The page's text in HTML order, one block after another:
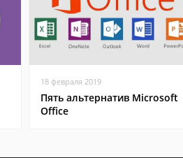
18 февраля 2019
Пять альтернатив Microsoft
Office